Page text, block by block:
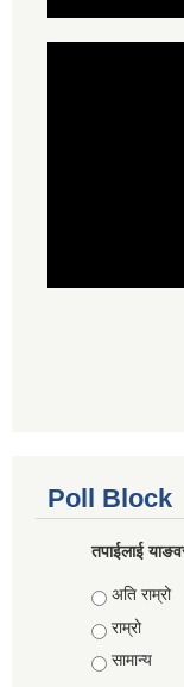
Poll Block
तपाईलाई
Choices
अति राम्रो
राम्रो
सामान्य